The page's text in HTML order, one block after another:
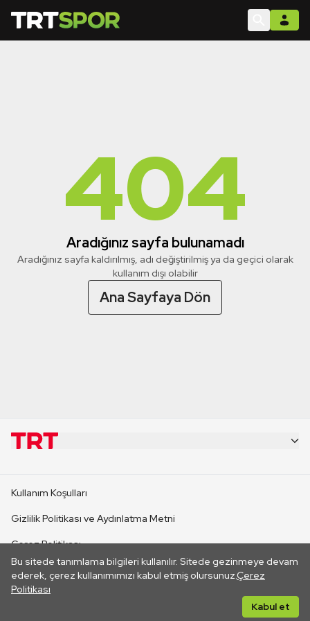
404
Aradığınız sayfa bulunamadı
Aradığınız sayfa kaldırılmış, adı değiştirilmiş ya da geçici olarak
kullanım dışı olabilir
Ana Sayfaya Dön
Bu sitede tanımlama bilgileri kullanılır. Sitede gezinmeye devam
ederek, çerez kullanımımızı kabul etmiş olursunuz.Çerez
Politikası
Kabul et
CANLI YAYINLAR
Kullanım Koşulları
Gizlilik Politikası ve Aydınlatma Metni
Çerez Politikası
İletişim
Her hakkı saklıdır. ©2026 TRT. Bağlantı yoluyla gidilen dış